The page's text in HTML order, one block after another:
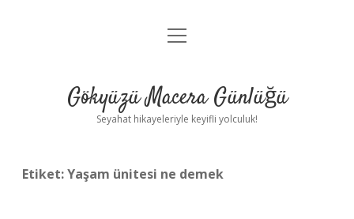
Anasayfa
Yasal Uyarı
menüyü
Gökyüzü Macera Günlüğü
Seyahat hikayeleriyle keyifli yolculuk!
Etiket:Yaşam ünitesi ne demek